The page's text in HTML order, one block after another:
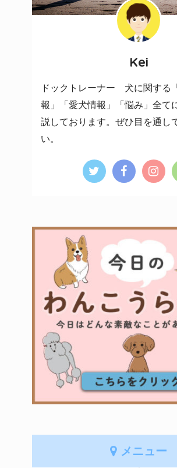
Kei
ドックトレーナー 犬に関する
報」「愛犬情報」「悩み」全て
説しております。ぜひ目を通し
い。
メニュー